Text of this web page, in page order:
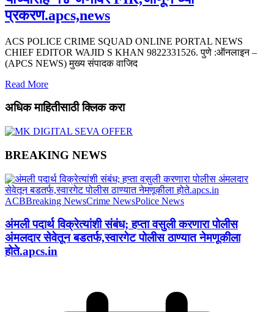
प्रकरण.apcs,news
ACS POLICE CRIME SQUAD ONLINE PORTAL NEWS
CHIEF EDITOR WAJID S KHAN 9822331526. पुणे :ऑनलाइन –
(APCS NEWS) मुख्य संपादक वाजिद
Read More
अधिक माहितीसाठी क्लिक करा
BREAKING NEWS
ACBBreaking NewsCrime NewsPolice News
अंमली पदार्थ विक्रेत्यांशी संबंध; हप्ता वसुली करणारा पोलीस
अंमलदार सेवेतून बडतर्फ,स्वारगेट पोलीस ठाण्यात नेमणूकीला
होते.apcs.in